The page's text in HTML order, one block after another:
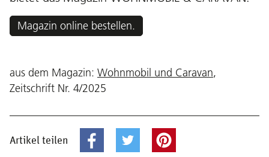
Magazin online bestellen.
aus dem Magazin: Wohnmobil und Caravan,
Zeitschrift Nr. 4/2025
Artikel teilen